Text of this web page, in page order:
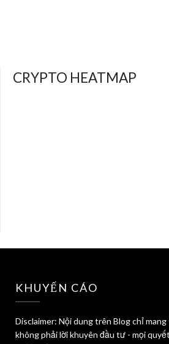
CRYPTO HEATMAP
KHUYẾN CÁO
Disclaimer: Nội dung trên Blog chỉ mang
không phải lời khuyên đầu tư - mọi